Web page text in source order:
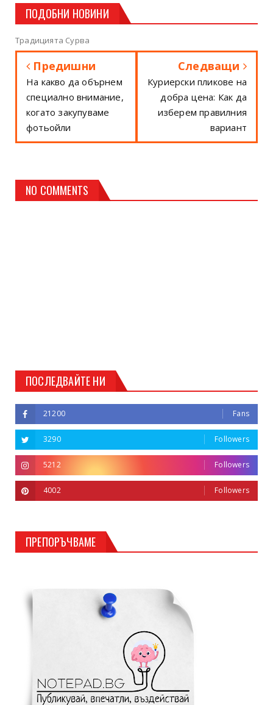
ПОДОБНИ НОВИНИ
Традицията Сурва
Предишни
На какво да обърнем
специално внимание,
когато закупуваме
фотьойли
Следващи
Куриерски пликове на
добра цена: Как да
изберем правилния
вариант
NO COMMENTS
ПОСЛЕДВАЙТЕ НИ
21200 Fans
3290 Followers
5212 Followers
4002 Followers
ПРЕПОРЪЧВАМЕ